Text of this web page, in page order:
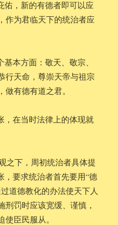
佑，新的有德者即可以应
作为君临天下的统治者应
本方面：敬天、敬宗、
行天命，尊崇天帝与祖宗
有德有道之君。
，在当时法律上的体现就
之下，周初统治者具体提
，要求统治者首先要用“德
道德教化的办法使天下人
刑罚时应该宽缓、谨慎，
臣民服从。